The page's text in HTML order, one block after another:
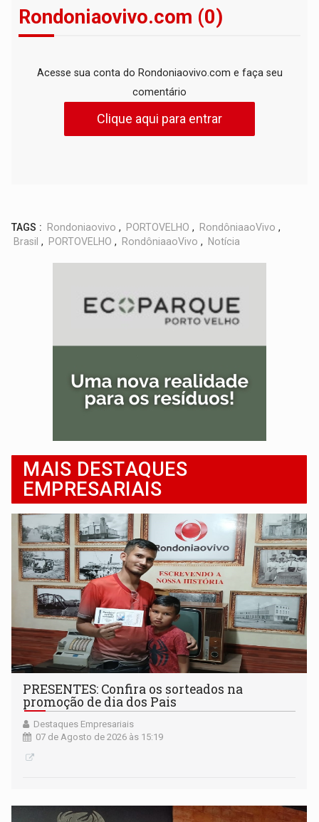
Rondoniaovivo.com (0)
Acesse sua conta do Rondoniaovivo.com e faça seu
comentário
Clique aqui para entrar
TAGS : Rondoniaovivo , PORTOVELHO , RondôniaaoVivo ,
Brasil , PORTOVELHO , RondôniaaoVivo , Notícia
MAIS DESTAQUES
EMPRESARIAIS
PRESENTES: Confira os sorteados na
promoção de dia dos Pais
Destaques Empresariais
07 de Agosto de 2026 às 15:19